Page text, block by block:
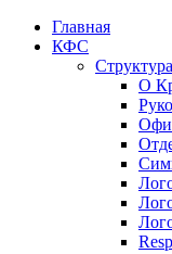
Главная
КФС
О